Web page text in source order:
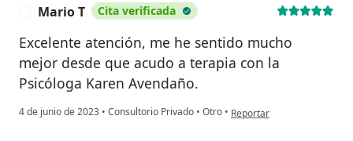
Mario T Cita verificada
Excelente atención, me he sentido mucho
mejor desde que acudo a terapia con la
Psicóloga Karen Avendaño.
4 de junio de 2023 • Consultorio Privado • Otro • en opinión del usuario
Reportar